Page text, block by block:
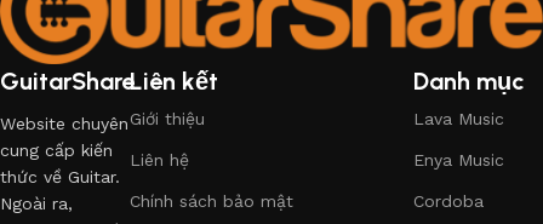
GuitarShare
Website chuyên
cung cấp kiến
thức về Guitar.
Ngoài ra,
Liên kết
Giới thiệu
Liên hệ
Chính sách bảo mật
Danh mục
Lava Music
Enya Music
Cordoba